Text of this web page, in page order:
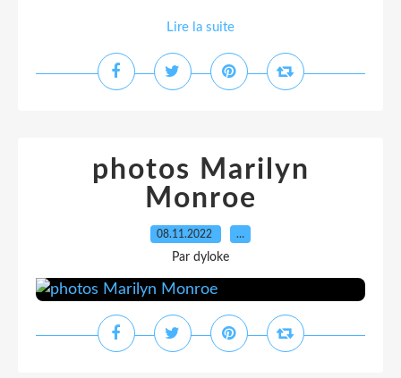
Lire la suite
photos Marilyn
Monroe
08.11.2022 …
Par dyloke